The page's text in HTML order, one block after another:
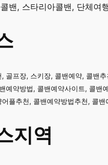
밴, 스타리아콜밴, 단체여
골프장, 스키장, 콜밴예약, 콜밴
예약방법, 콜밴예약사이트, 콜
플추천, 콜밴예약방법추천, 콜
지역